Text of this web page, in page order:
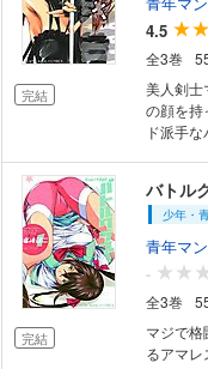
完結
4.5
全3巻
美人剣士
の顔を
ド派手
完結
バトル
少年・
青年マ
-
全3巻
マジで
るアマ